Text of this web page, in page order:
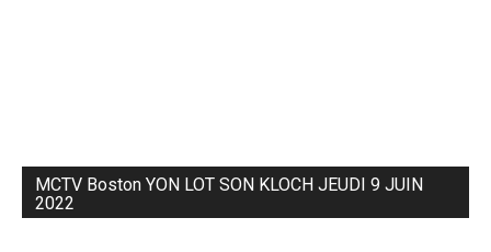
MCTV Boston YON LOT SON KLOCH JEUDI 9 JUIN
2022